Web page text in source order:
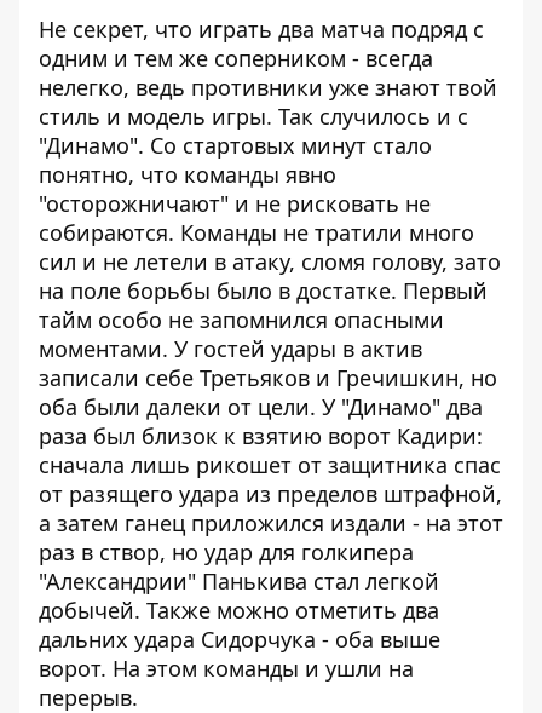
Не секрет, что играть два матча подряд с
одним и тем же соперником - всегда
нелегко, ведь противники уже знают твой
стиль и модель игры. Так случилось и с
"Динамо". Со стартовых минут стало
понятно, что команды явно
"осторожничают" и не рисковать не
собираются. Команды не тратили много
сил и не летели в атаку, сломя голову, зато
на поле борьбы было в достатке. Первый
тайм особо не запомнился опасными
моментами. У гостей удары в актив
записали себе Третьяков и Гречишкин, но
оба были далеки от цели. У "Динамо" два
раза был близок к взятию ворот Кадири:
сначала лишь рикошет от защитника спас
от разящего удара из пределов штрафной,
а затем ганец приложился издали - на этот
раз в створ, но удар для голкипера
"Александрии" Панькива стал легкой
добычей. Также можно отметить два
дальних удара Сидорчука - оба выше
ворот. На этом команды и ушли на
перерыв.